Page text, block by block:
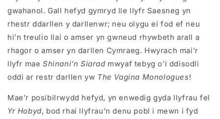
gwahanol. Gall hefyd gymryd lle llyfr Saesneg yn
rhestr ddarllen y darllenwr; neu olygu ei fod ef neu
hi’n treulio llai o amser yn gwneud rhywbeth arall a
rhagor o amser yn darllen Cymraeg. Hwyrach mai’r
llyfr mae Shinani’n Siarad mwyaf tebyg o’i ddisodli
oddi ar restr darllen yw The Vagina Monologues!
Mae’r posibilrwydd hefyd, yn enwedig gyda llyfrau fel
Yr Hobyd, bod rhai llyfrau’n denu pobl i mewn i fyd